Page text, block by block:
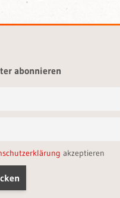
abonnieren
akzeptieren